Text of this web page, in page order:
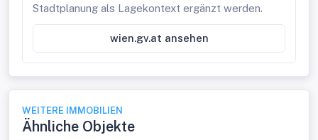
Stadtplanung als Lagekontext ergänzt werden.
wien.gv.at ansehen
WEITERE IMMOBILIEN
Ähnliche Objekte